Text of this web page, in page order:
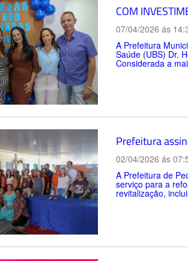
COM
07/04/2026 ás
A Prefeitura
Saúde (UBS) Dr.
Considerada a
Prefeitura
02/04/2026 ás
A Prefeitura de
serviço para a
revitalização,